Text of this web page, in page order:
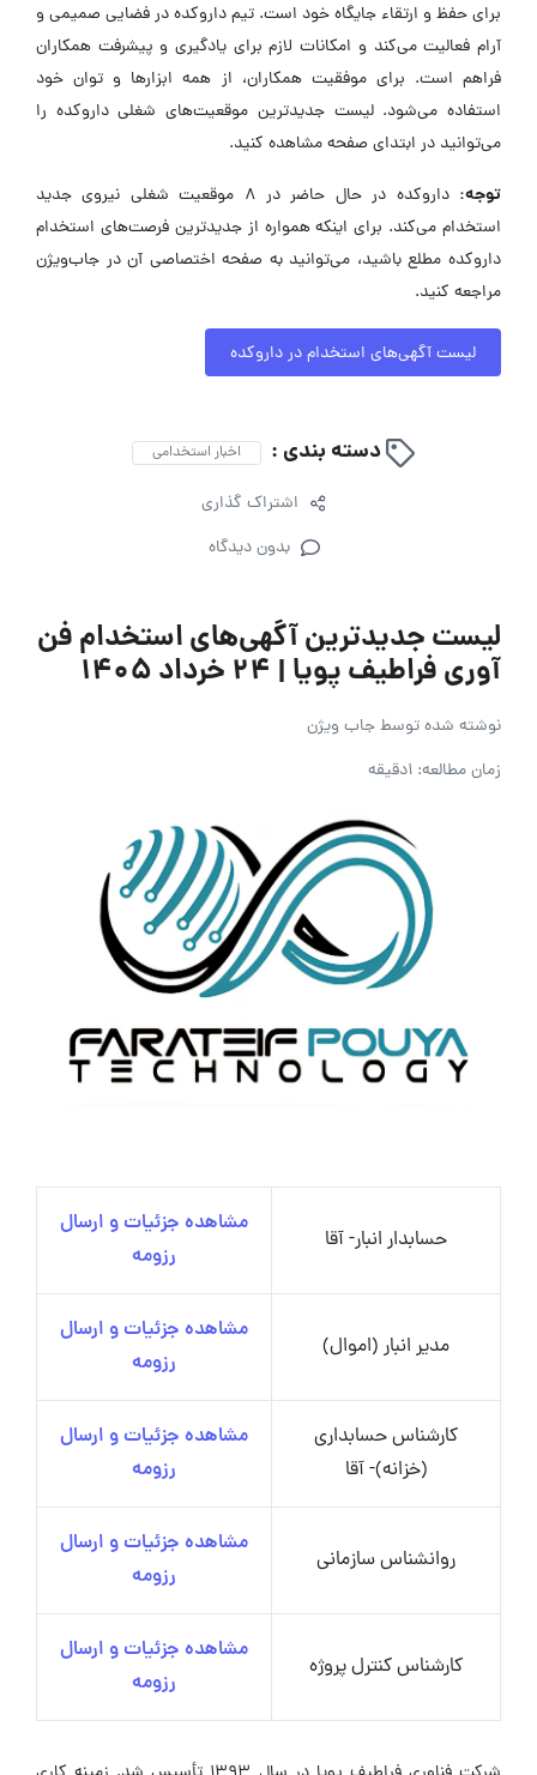
برای حفظ و ارتقاء جایگاه خود است. تیم داروکده در فضایی صمیمی و
آرام فعالیت می‌کند و امکانات لازم برای یادگیری و پیشرفت همکاران
فراهم است. برای موفقیت همکاران، از همه ابزارها و توان خود
استفاده می‌شود. لیست جدیدترین موقعیت‌های شغلی داروکده را
می‌توانید در ابتدای صفحه مشاهده کنید.
توجه:
داروکده در حال حاضر در ۸ موقعیت شغلی نیروی جدید
استخدام می‌کند. برای اینکه همواره از جدیدترین فرصت‌های استخدام
داروکده مطلع باشید، می‌توانید به صفحه اختصاصی آن در جاب‌ویژن
مراجعه کنید.
لیست آگهی‌های استخدام در داروکده
دسته بندی : اخبار استخدامی
اشتراک گذاری
بدون دیدگاه
لیست جدیدترین آگهی‌های استخدام فن
آوری فراطیف پویا | ۲۴ خرداد ۱۴۰۵
نوشته شده توسطجاب ویژن
زمان مطالعه: 1دقیقه
حسابدار انبار- آقا
مشاهده جزئیات و ارسال
رزومه
مدیر انبار (اموال)
مشاهده جزئیات و ارسال
رزومه
کارشناس حسابداری
(خزانه)- آقا
مشاهده جزئیات و ارسال
رزومه
روانشناس سازمانی
مشاهده جزئیات و ارسال
رزومه
کارشناس کنترل پروژه
مشاهده جزئیات و ارسال
رزومه